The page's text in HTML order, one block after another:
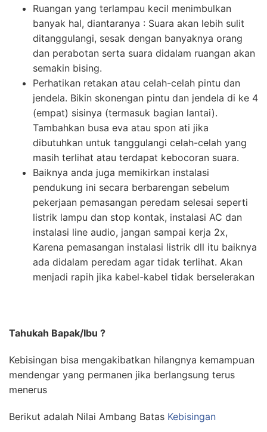
Ruangan yang terlampau kecil menimbulkan
banyak hal, diantaranya : Suara akan lebih sulit
ditanggulangi, sesak dengan banyaknya orang
dan perabotan serta suara didalam ruangan akan
semakin bising.
Perhatikan retakan atau celah-celah pintu dan
jendela. Bikin skonengan pintu dan jendela di ke 4
(empat) sisinya (termasuk bagian lantai).
Tambahkan busa eva atau spon ati jika
dibutuhkan untuk tanggulangi celah-celah yang
masih terlihat atau terdapat kebocoran suara.
Baiknya anda juga memikirkan instalasi
pendukung ini secara berbarengan sebelum
pekerjaan pemasangan peredam selesai seperti
listrik lampu dan stop kontak, instalasi AC dan
instalasi line audio, jangan sampai kerja 2x,
Karena pemasangan instalasi listrik dll itu baiknya
ada didalam peredam agar tidak terlihat. Akan
menjadi rapih jika kabel-kabel tidak berselerakan
Tahukah Bapak/Ibu ?
Kebisingan bisa mengakibatkan hilangnya kemampuan
mendengar yang permanen jika berlangsung terus
menerus
Berikut adalah Nilai Ambang Batas Kebisingan